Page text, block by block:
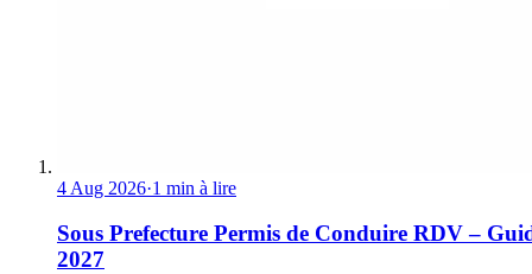
4 Aug 2026·1 min à lire
Sous Prefecture Permis de Conduire RDV –
2027